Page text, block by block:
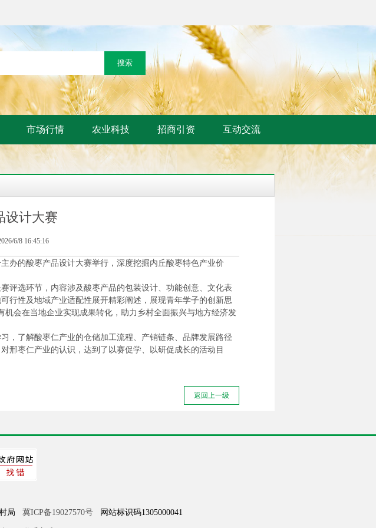
市场行情 农业科技 招商引资 互动交流
设计大赛
6/8 16:45:16
办的酸枣产品设计大赛举行，深度挖掘内丘酸枣特色产业价
评选环节，内容涉及酸枣产品的包装设计、功能创意、文化表
行性及地域产业适配性展开精彩阐述，展现青年学子的创新思
会在当地企业实现成果转化，助力乡村全面振兴与地方经济发
，了解酸枣仁产业的仓储加工流程、产销链条、品牌发展路径
邢枣仁产业的认识，达到了以赛促学、以研促成长的活动目
返回上一级
局 冀ICP备19027570号 网站标识码1305000041